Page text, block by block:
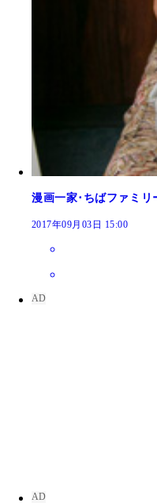
漫画一家･ちばファミ
2017年09月03日 15:00